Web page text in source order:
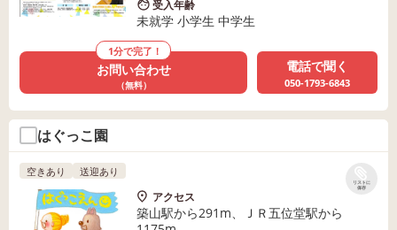
受入年齢
未就学 小学生 中学生
1分で完了！
お問い合わせ
（無料）
電話で聞く
050-1793-6843
はぐっこ園
リストに
保存
空きあり 送迎あり
アクセス
築山駅から291m、ＪＲ五位堂駅から